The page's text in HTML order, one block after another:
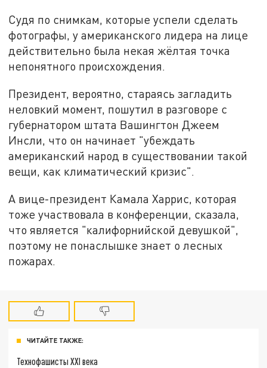
Судя по снимкам, которые успели сделать
фотографы, у американского лидера на лице
действительно была некая жёлтая точка
непонятного происхождения.
Президент, вероятно, стараясь загладить
неловкий момент, пошутил в разговоре с
губернатором штата Вашингтон Джеем
Инсли, что он начинает "убеждать
американский народ в существовании такой
вещи, как климатический кризис".
А вице-президент Камала Харрис, которая
тоже участвовала в конференции, сказала,
что является "калифорнийской девушкой",
поэтому не понаслышке знает о лесных
пожарах.
ЧИТАЙТЕ ТАКЖЕ:
Технофашисты XXI века